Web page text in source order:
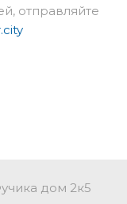
отправляйте
дом 2к5